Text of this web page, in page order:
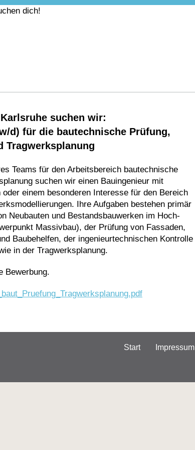
suchen wir:
d) für die bautechnische Prüfung,
Tragwerksplanung
Teams für den Arbeitsbereich bautechnische
suchen wir einen Bauingenieur mit
einem besonderen Interesse für den Bereich
Ihre Aufgaben bestehen primär
Neubauten und Bestandsbauwerken im Hoch-
Massivbau), der Prüfung von Fassaden,
Baubehelfen, der ingenieurtechnischen Kontrolle
in der Tragwerksplanung.
Bewerbung.
Start Impressum